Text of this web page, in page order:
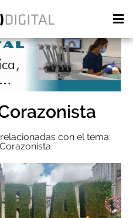
con el tema: